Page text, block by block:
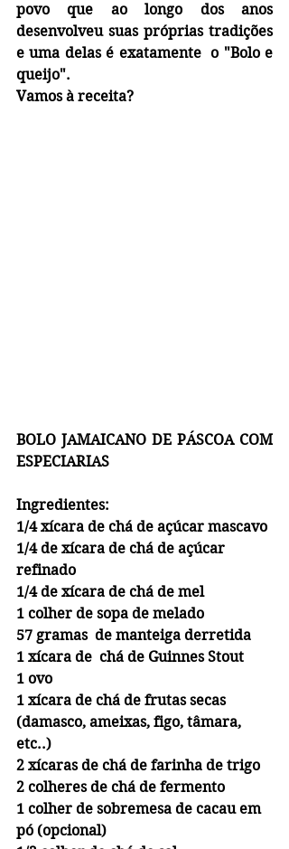
povo que ao longo dos anos
desenvolveu suas próprias tradições
e uma delas é exatamente  o "Bolo e
queijo".
Vamos à receita?
BOLO JAMAICANO DE PÁSCOA COM
ESPECIARIAS
Ingredientes:
1/4 xícara de chá de açúcar mascavo
1/4 de xícara de chá de açúcar
refinado
1/4 de xícara de chá de mel
1 colher de sopa de melado
57 gramas  de manteiga derretida
1 xícara de  chá de Guinnes Stout
1 ovo
1 xícara de chá de frutas secas
(damasco, ameixas, figo, tâmara,
etc..)
2 xícaras de chá de farinha de trigo
2 colheres de chá de fermento
1 colher de sobremesa de cacau em
pó (opcional)